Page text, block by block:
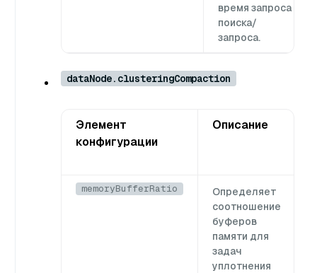
время запроса
поиска/
запроса.
dataNode.clusteringCompaction
Элемент
конфигурации
Описание
memoryBufferRatio
Определяет
соотношение
буферов
памяти для
задач
уплотнения